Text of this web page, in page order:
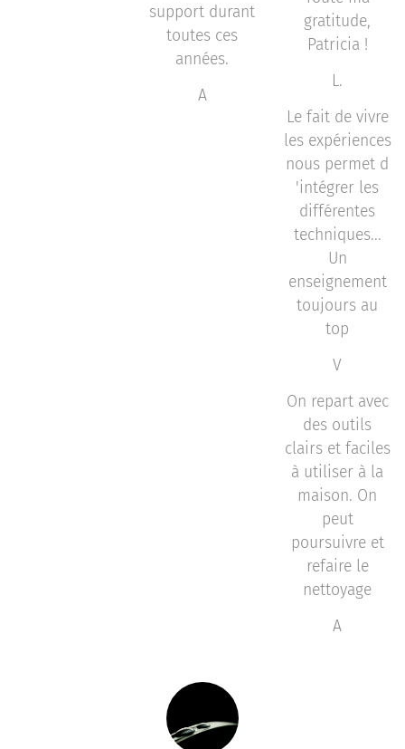
support durant
toutes ces
années.
A
gratitude,
Patricia !
L.
Le fait de vivre
les expériences
nous permet d
'intégrer les
différentes
techniques...
Un
enseignement
toujours au
top
V
On repart avec
des outils
clairs et faciles
à utiliser à la
maison. On
peut
poursuivre et
refaire le
nettoyage
A